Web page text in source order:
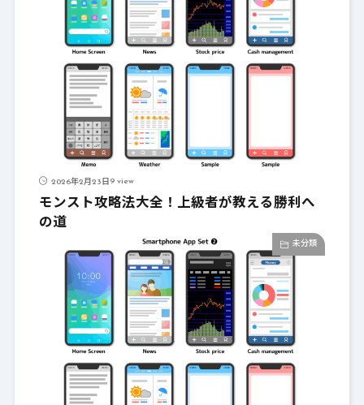
2026年2月23日 9 view
モンスト攻略法大全！上級者が教える勝利へ
の道
未分類